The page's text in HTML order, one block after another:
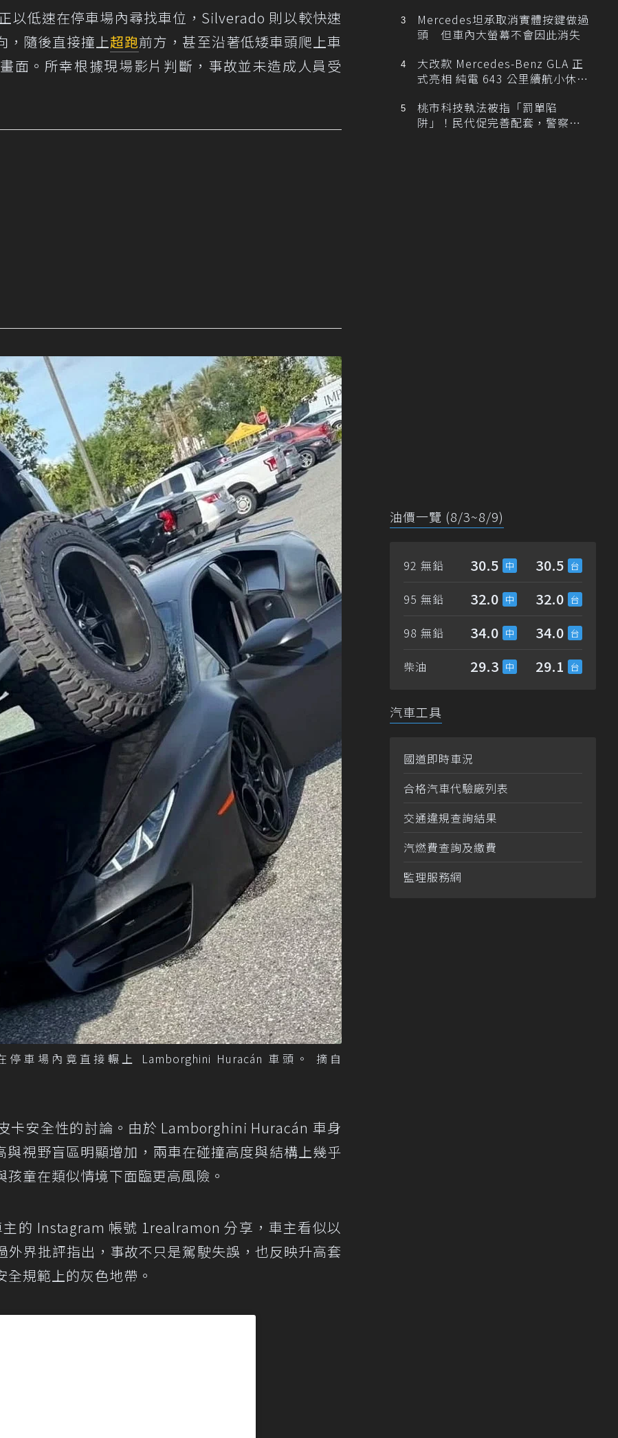
以低速在停車場內尋找車位，Silverado 則以較快速
，隨後直接撞上超跑前方，甚至沿著低矮車頭爬上車
面。所幸根據現場影片判斷，事故並未造成人員受
停車場內竟直接輾上 Lamborghini Huracán 車頭。 摘自
卡安全性的討論。由於 Lamborghini Huracán 車身
視野盲區明顯增加，兩車在碰撞高度與結構上幾乎
童在類似情境下面臨更高風險。
的 Instagram 帳號 1realramon 分享，車主看似以
界批評指出，事故不只是駕駛失誤，也反映升高套
規範上的灰色地帶。
Mercedes坦承取消實體按鍵做過
頭 但車內大螢幕不會因此消失
大改款 Mercedes-Benz GLA 正
式亮相 純電 643 公里續航小休
桃市科技執法被指「罰單陷
阱」！民代促完善配套，警察局
油價一覽 (8/3~8/9)
92 無鉛 30.5 30.5
95 無鉛 32.0 32.0
98 無鉛 34.0 34.0
柴油 29.3 29.1
汽車工具
國道即時車況
合格汽車代驗廠列表
交通違規查詢結果
汽燃費查詢及繳費
監理服務網